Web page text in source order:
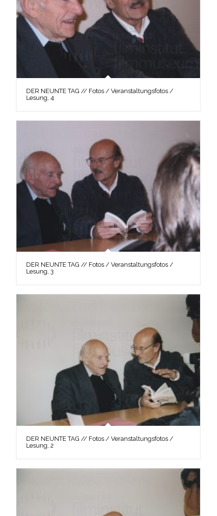
DER NEUNTE TAG // Fotos / Veranstaltungsfotos /
Lesung, 4
DER NEUNTE TAG // Fotos / Veranstaltungsfotos /
Lesung, 3
DER NEUNTE TAG // Fotos / Veranstaltungsfotos /
Lesung, 2